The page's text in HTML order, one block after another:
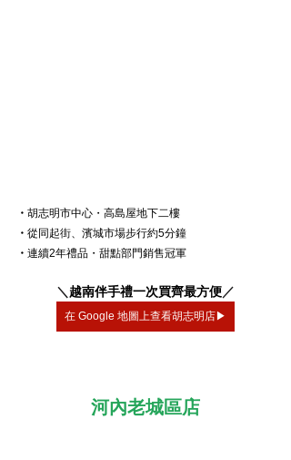
・ 胡志明市中心・高島屋地下二樓
・ 從同起街、濱城市場步行約5分鐘
・ 連續2年禮品・甜點部門銷售冠軍
＼越南伴手禮一次買齊最方便／
在 Google 地圖上查看胡志明店▶
河內老城區店